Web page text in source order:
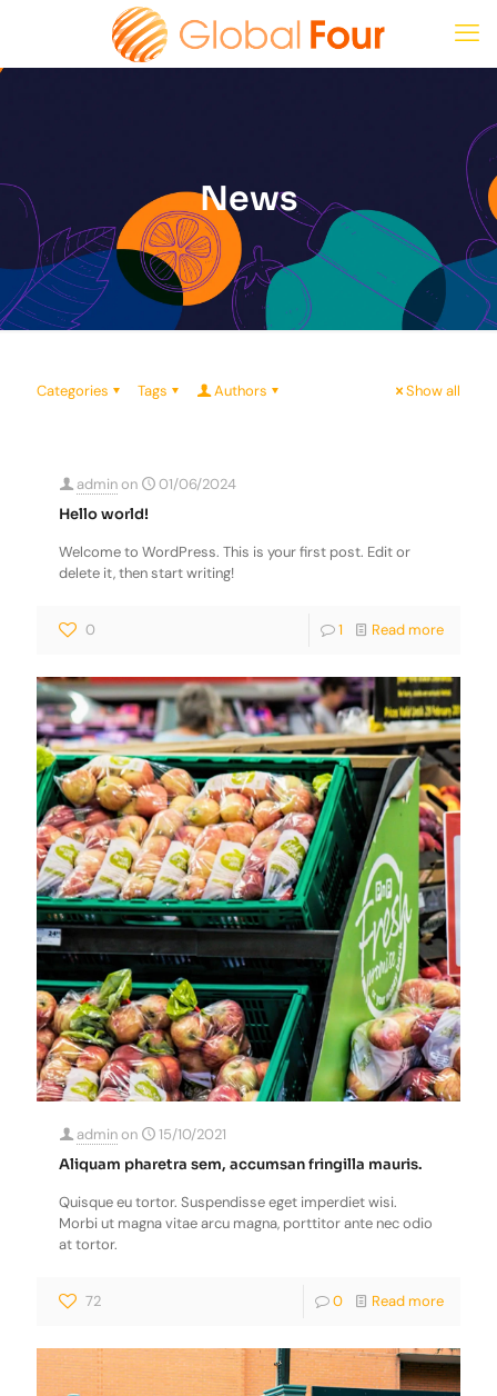
News
Categories Tags Authors Show all
adminon
01/06/2024
Hello world!
Welcome to WordPress. This is your first post. Edit or
delete it, then start writing!
0 1 Read more
adminon
15/10/2021
Aliquam pharetra sem, accumsan fringilla mauris.
Quisque eu tortor. Suspendisse eget imperdiet wisi.
Morbi ut magna vitae arcu magna, porttitor ante nec odio
at tortor.
72 0 Read more